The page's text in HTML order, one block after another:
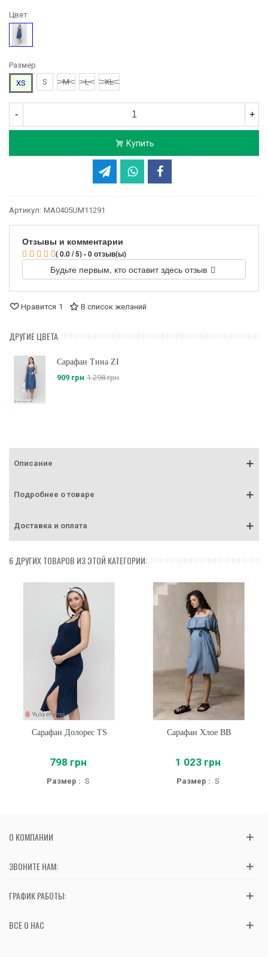
Цвет
Синий
Размер
XS
S M L XL
- +
Купить
Артикул: MA0405UM11291
Отзывы и комментарии
( 0.0 / 5) - 0 отзыв(ы)
Будьте первым, кто оставит здесь отзыв
Нравится 1 В список желаний
ДРУГИЕ ЦВЕТА
Сарафан Тина ZI
909 грн 1 298 грн
Описание
Подробнее о товаре
Доставка и оплата
6 ДРУГИХ ТОВАРОВ ИЗ ЭТОЙ КАТЕГОРИИ:
Сарафан Долорес TS
798 грн
Размер : S
Сарафан Хлое BB
1 023 грн
Размер : S
О КОМПАНИИ
ЗВОНИТЕ НАМ:
ГРАФИК РАБОТЫ:
ВСЕ О НАС